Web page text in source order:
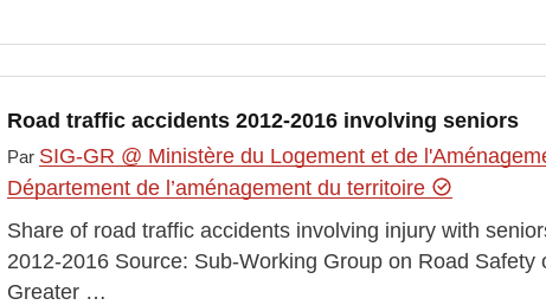
Road traffic accidents 2012-2016 involving seniors
Par SIG-GR @ Ministère du Logement et de
Département de l’aménagement du territoire
Share of road traffic accidents involving injury with
2012-2016 Source: Sub-Working Group on Road Safety
Greater …